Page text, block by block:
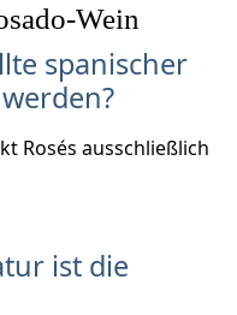
Wein
spanischer
Rosés ausschließlich
ist die